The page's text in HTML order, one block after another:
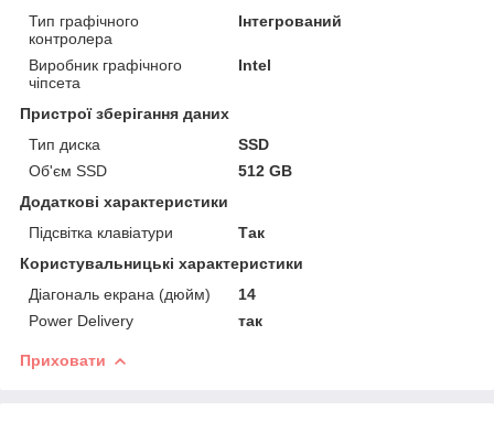
Тип графічного
контролера
Інтегрований
Виробник графічного
чіпсета
Intel
Пристрої зберігання даних
Тип диска
SSD
Об'єм SSD
512 GB
Додаткові характеристики
Підсвітка клавіатури
Так
Користувальницькі характеристики
Діагональ екрана (дюйм)
14
Power Delivery
так
Приховати